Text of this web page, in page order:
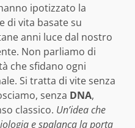
ipotizzato la
di vita basate su
anni luce dal nostro
Non parliamo di
che sfidano ogni
Si tratta di vite senza
senza DNA,
classico. Un’idea che
e spalanca la porta